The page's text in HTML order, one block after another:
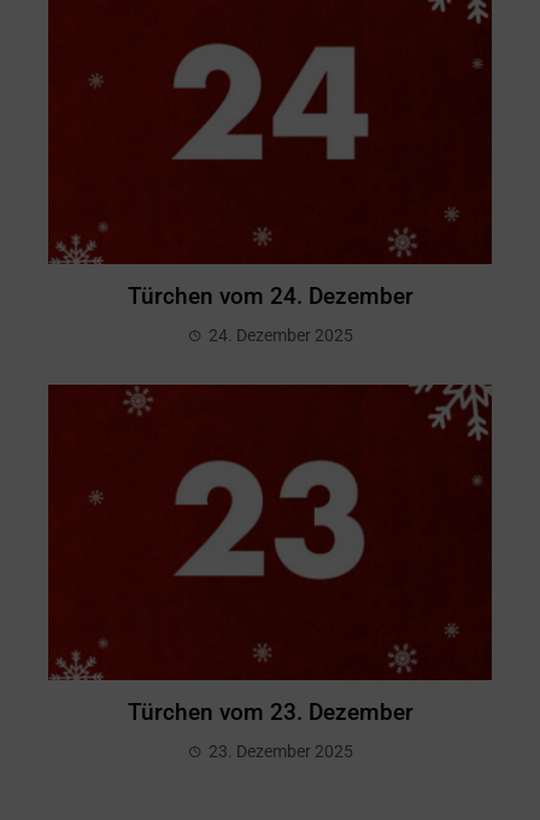
Türchen vom 24. Dezember
24. Dezember 2025
Türchen vom 23. Dezember
23. Dezember 2025